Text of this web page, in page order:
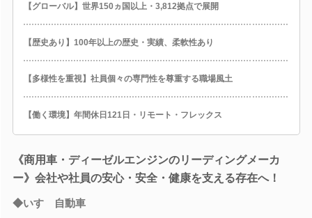
【グローバル】世界150ヵ国以上・3,812拠点で展開
【歴史あり】100年以上の歴史・実績、柔軟性あり
【多様性を重視】社員個々の専門性を尊重する職場風土
【働く環境】年間休日121日・リモート・フレックス
《商用車・ディーゼルエンジンのリーディングメーカ
ー》会社や社員の安心・安全・健康を支える存在へ！
◆いすゞ自動車